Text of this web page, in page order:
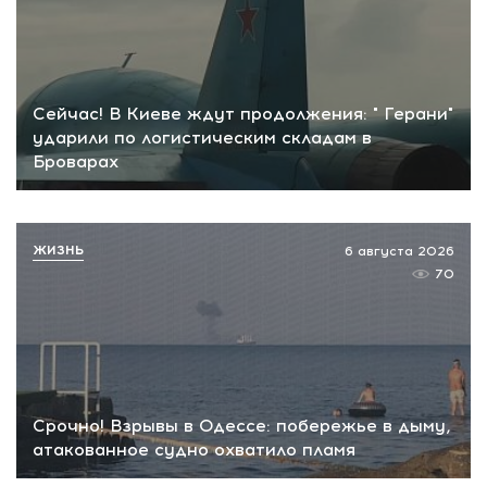
Сейчас! В Киеве ждут продолжения: " Герани"
ударили по логистическим складам в
Броварах
Срочно! Взрывы в Одессе: побережье в дыму,
атакованное судно охватило пламя
6 августа 2026
70
ЖИЗНЬ